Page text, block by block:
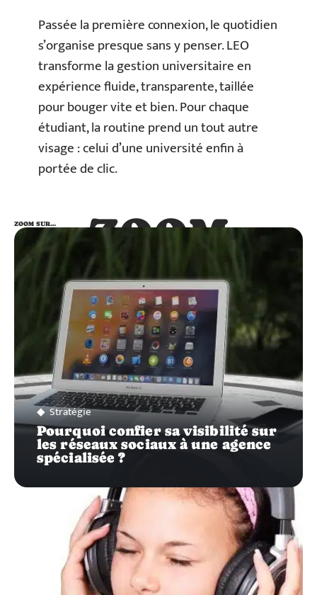
Passée la première connexion, le quotidien
s’organise presque sans y penser. LEO
transforme la gestion universitaire en
expérience fluide, transparente, taillée
pour bouger vite et bien. Pour chaque
étudiant, la routine prend un tout autre
visage : celui d’une université enfin à
portée de clic.
ZOOM
SUR…
ZOOM SUR…
Stratégie
Pourquoi confier sa visibilité sur
les réseaux sociaux à une agence
spécialisée ?